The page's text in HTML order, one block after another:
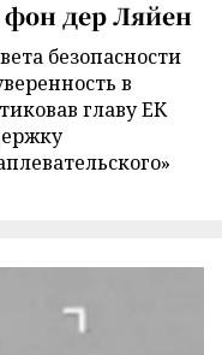
фон дер Ляйен
безопасности
в
главу ЕК